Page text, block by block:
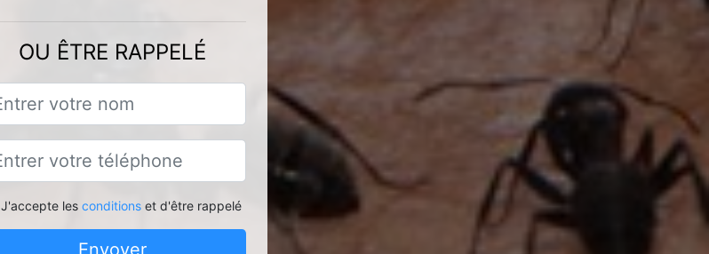
OU ÊTRE RAPPELÉ
J'accepte les conditionset d'être rappelé
Envoyer